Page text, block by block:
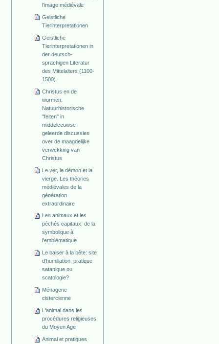
l'image médiévale
Geistliche
Tierinterpretationen
Geistliche
Tierinterpretationen in
der deutsch-
sprachigen Literatur
des Mittelalters (1100-
1500)
Christus en de
wormen.
Natuurhistorische
"feiten" in
middeleeuwse
geleerde discussies
over de maagdelijke
verwekking van
Christus
Le ver, le démon et la
vierge. Les théories
médiévales de la
génération
extraordinaire
Les animaux et les
péchés capitaux: de la
symbolique à
l'emblématique
Le baiser à la bête: site
d'humiliation, pratique
satanique ou
scatologie?
Ménagerie
cistercienne
L'animal dans les
procédures religieuses
du Moyen Age
Animal et pratiques